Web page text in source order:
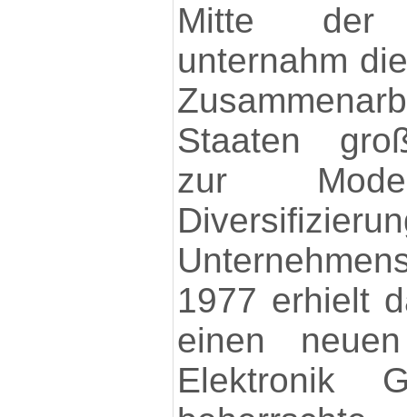
Mitte der
unternahm
Staaten
zur
1977 erhielt
einen
Elektronik